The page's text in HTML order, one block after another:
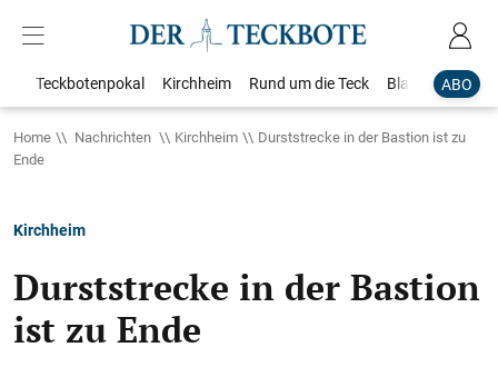
ABO
Teckbotenpokal Kirchheim Rund um die Teck Blaulicht
Home Nachrichten Kirchheim
Durststrecke in der Bastion ist zu
Ende
Kirchheim
Durststrecke in der Bastion
ist zu Ende